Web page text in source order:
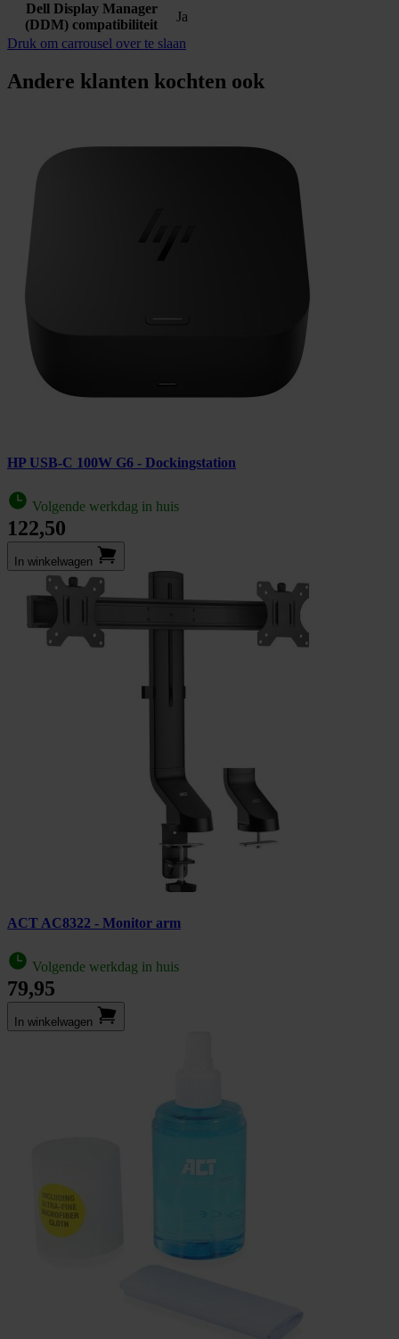
Dell Display Manager
(DDM) compatibiliteit
Ja
Druk om carrousel over te slaan
Andere klanten kochten ook
HP USB-C 100W G6 - Dockingstation
Volgende werkdag in huis
122,50
In winkel­wagen
ACT AC8322 - Monitor arm
Volgende werkdag in huis
79,95
In winkel­wagen